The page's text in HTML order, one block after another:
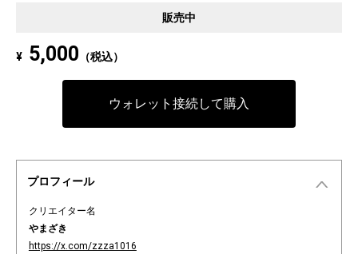
販売中
¥ 5,000 （税込）
ウォレット接続して購入
プロフィール
クリエイター名
やまざき
https://x.com/zzza1016